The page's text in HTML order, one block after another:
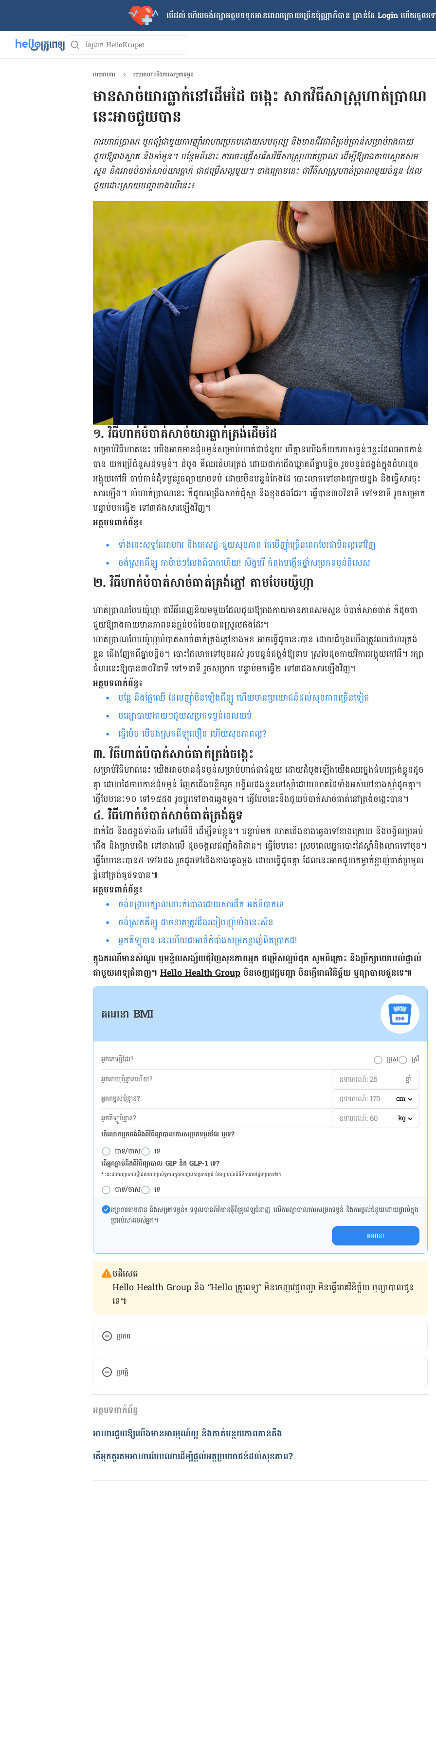
បើរវល់ ហើយចង់​រក្សាអត្ថបទទុកអានពេលក្រោយ​ច្រើនប៉ុណ្ណាក៏បាន គ្រាន់តែ​ Login ហើយចូលទ
របបអាហារ របបអាហារនិងការសម្រកទម្ងន់
មានសាច់យារធ្លាក់នៅដើមដៃ ចង្កេះ សាកវិធីសាស្រ្តហាត់ប្រាណ
នេះអាចជួយបាន
ការ​ហាត់​ប្រាណ បូក​ផ្សំ​ជា​មួយ​ការ​ញ៉ាំ​អាហារ​​ប្រកប​ដោយ​សមតុល្យ​ និង​​​​មាន​ជីវជាតិ​​គ្រប់​គ្រាន់​សម្រាប់​រាង​កាយ
ជួយ​ឱ្យ​​រាង​ស្អាត និង​មាំ​មួន។ បន្ថែម​ពី​នោះ ការ​ចេះ​ជ្រើស​រើស​​វិធី​សាស្រ្ត​ហាត់​ប្រាណ ដើម្បី​ឱ្យ​រាង​កាយ​​ស្អាត​សម​
សួន និង​អាច​បំបាត់​សាច់​យារ​​ធ្លាក់ ជា​ជម្រើស​​ល្អ​មួយ។ ខាង​ក្រោម​នេះ ជា​វីធី​សាស្រ្ត​ហាត់​ប្រាណ​​មួយ​ចំនួន ដែល​
ជួយ​ដោះ​ស្រាយ​បញ្ហា​ខាង​លើ​នេះ៖
១. វិធី​ហាត់​​បំបាត់​សាច់​យារ​ធ្លាក់​ត្រង់​ដើម​ដៃ
សម្រាប់​វិធី​ហាត់​នេះ យើង​អាច​មាន​ដុំ​ទម្ងន់​សម្រាប់​ហាត់​ជា​ជំនួយ បើ​គ្មាន​យើង​ក៏​យក​របស់​ធ្ងន់​ៗ​ខ្លះ​ដែល​អាច​កាន់​
បាន​ យក​ប្រើ​ជំនួស​ដុំ​ទម្ងន់។ ដំបូង​ គឺ​ឈរ​ជំហរ​ត្រង់​ ដោយ​ដាក់​ជើង​ឃ្លាត​ពី​គ្នា​បន្តិច រួច​បន្ទន់​ជង្គង់​​ក្នុង​ជំហរ​ដូច​
អង្គុយ​កៅ​អី ចាប់​​កាន់​ដុំ​ទម្ងន់​រួច​ព្យាយាម​ទប់​ ដោយ​មិន​បន្ទន់​កែង​ដៃ បោះ​លាត​ទៅ​ខាង​ក្រោយ​ខ្នង និង​ធ្វើ​សារ​ចុះ​
សារ​ឡើង។ លំហាត់​ប្រាណ​នេះ ក៏​ជួយ​ពង្រឹង​សាច់​ដុំ​ស្មា និង​​ខ្នង​ផង​ដែរ។ ធ្វើ​បាន​៣០​វិនាទី ទៅ​១​នាទី រួច​សម្រាក
បន្ទាប់​មក​ធ្វើ​២ ទៅ​៣​ដង​សារ​ឡើង​វិញ​។ ​
អត្ថបទ​ពាក់​ព័ន្ធ៖
ទាំងនេះសុទ្ធតែអាហារ និង​ភេសជ្ជៈជួយសុខភាព តែបើញ៉ាំច្រើនពេកបែរជាមិនល្អទៅវិញ
ចង់ស្រក​គីឡូ កា​ម៉ាប់ៗ​លែងពិបាក​ហើយ! សិង្ហបុរី កំពុងបង្កើត​ថ្នាំ​សម្រក​ទម្ងន់​ពិសេស
២. វិធី​ហាត់​បំបាត់​សាច់​ធាត់​ត្រង់​ភ្លៅ តាម​បែប​យ៉ូហ្កា
ហាត់​ប្រាណ​បែប​យ៉ូហ្កា ជា​វិធី​ពេញ​និយម​មួយ​ដែល​ជួយ​ឱ្យ​រាង​កាយ​មាន​ភាព​សម​សួន បំបាត់​​សាច់​ធាត់ ក៏​ដូច​ជា​
ជួយ​ឱ្យ​រាង​កាយ​មាន​ភាព​ទន់​ភ្លន់​បត់​បែន​បាន​ស្រួល​ផង​ដែរ។​
ហាត់​ប្រាណ​បែប​យ៉ូហ្កា​បំបាត់​សាច់​ធាត់​ត្រង់​ភ្លៅ​ខាង​មុខ​ អាច​ធ្វើ​ដូច​នេះ​បាន ដោយដំបូងយើង​ត្រូវ​ឈរ​​ជំហរ​ត្រង់​
ខ្លួន ជើង​ញែក​ពី​គ្នា​បន្តិច។ បោះ​ដៃ​លាត​ទៅ​មុខ​អស់ រួច​បន្ទន់​ជង្គង់​​ឱ្យ​ទាប ស្រមៃ​ដូច​កាយ​វិការ​អង្គុយ​កៅ​អី។ រក្សា​
ជំហរ​នេះ​​ឱ្យ​បាន​៣០​វិនាទី ទៅ​១​នាទី រួច​សម្រាក បន្ទាប់​មក​ធ្វើ​២ ទៅ​៣​ដង​សារ​ឡើង​វិញ​។
អត្ថបទ​ពាក់​ព័ន្ធ៖
បន្លែ និងផ្លែឈើ ដែលញ៉ាំមិនឡើងគីឡូ ហើយមានប្រយោជន៍ដល់សុខភាពច្រើនទៀត
មធ្យោបាយ​ងាយៗ​ជួយ​សម្រក​ទម្ងន់​ពេលយប់
ធ្វើម៉េច បើចង់ស្រកគីឡូលឿន ហើយសុខភាពល្អ?
​​៣​. វិធី​ហាត់​​បំបាត់​សាច់​ធាត់​ត្រង់​ចង្កេះ​
សម្រាប់​វិធី​ហាត់​នេះ យើង​អាច​មាន​ដុំ​ទម្ងន់​សម្រាប់​ហាត់​ជា​ជំនួយ ដោយ​ដំបូង​ឡើង​យើង​ឈរ​ក្នុង​ជំហរ​ត្រង់​ខ្លួន​​ដូច​
គ្នា ដោយ​ដៃ​ចាប់​កាន់​ដុំ​ទម្ងន់​ ញែក​ជើង​បន្តិច​រួច បង្វិល​ដង​ខ្លួន​ទៅ​ស្តាំ​​ដោយ​លាត​ដៃ​ទាំង​អស់​ទៅ​ខាង​ស្តាំ​​ដូច​គ្នា។
ធ្វើ​បែប​នេះ​១០ ទៅ​១៥​​ដង រួច​ប្តូរ​ទៅ​ខាង​ឆ្វេង​ម្តង​។ ធ្វើ​បែប​នេះ​នឹង​ជួយ​បំបាត់​សាច់​ធាត់​នៅ​ត្រង់​ចង្កេះ​បាន។
៤. វិធី​ហាត់​​បំបាត់​សាច់​ធាត់​ត្រង់​គូទ
ដាក់​ដៃ​ និង​ជង្គង់​ទាំង​ពីរ​ ទៅ​លើ​ដី​ ដើម្បី​ទប់​ខ្លួន​។ បន្ទាប់​មក លាត​ជើង​ខាង​ឆ្វេង​​ទៅ​ខាង​ក្រោយ និង​​បង្វិល​​ប្រអប់​
ជើង និង​ម្រាម​ជើង​ ទៅ​ខាង​លើ​ ដូច​ចង្អុល​​ជញ្ជាំង​ពិដាន។ ធ្វើ​បែប​នេះ ស្រប​ពេល​អ្នក​បោះ​ដៃ​ស្តាំ​​និង​លាត​ទៅ​មុខ​។
ធ្វើ​បែប​នេះ​បាន​៥​ ទៅ​៦​ដង​ រួច​ដូរ​ទៅ​ជើង​ខាង​ឆ្វេង​ម្តង ដោយ​ធ្វើ​ដូច​គ្នា​ ដែល​នេះ​អាច​ជួយ​កម្ចាត់​ខ្លាញ់​ធាត់​ប្រមូល​
ផ្តុំ​នៅ​ត្រង់​គូថទបាន​៕
អត្ថបទ​ពាក់​ព័ន្ធ៖
ចង់​​ពង្រាប​ក្បាល​ពោះកំ​ប៉ោងដោយ​សារ​ផឹក អត់​ពិបាក​ទេ
ចង់​ស្រក​គីឡូ ដាច់​ខាត​ត្រូវ​ដឹងរបៀបញ៉ាំទាំងនេះសិន
អ្នក​គីឡូបាន នេះហើយជាអាថ៌កំបាំង​សម្រកខ្លាញ់​ពិត​ប្រាកដ!
ក្នុង​ករណី​មាន​សំណួរ ឬ​មន្ទិលសង្ស័យ​ជុំវិញ​សុខភាព​អ្នក ជម្រើស​ល្អ​បំផុត សូម​ពិគ្រោះ និង​ប្រឹក្សា​យោបល់​ផ្ទាល់​
ជាមួយ​ពេទ្យ​ជំនាញ។ Hello Health Groupមិន​ចេញ​វេជ្ជបញ្ជា មិន​ធ្វើ​រោគវិនិច្ឆ័យ ឬ​ព្យាបាល​ជូន​ទេ៕
គណនា BMI
អ្នកភេទអ្វីដែរ? ប្រុស ស្រី
អ្នកអាយុប៉ុន្មានហើយ?
ឆ្នាំ
អ្នកកម្ពស់ប៉ុន្មាន?
cm
អ្នកគីឡូប៉ុន្មាន?
kg
តើលោកអ្នកចង់ដឹង​ពីវិធីព្យាបាលការសម្រកទម្ងន់ដែរ ឬទេ?
បាទ/ចាស ទេ
តើអ្នកធ្លាប់ដឹងពីវិធីព្យាបាល GIP និង GLP-1 ទេ?
* នេះ​ជា​ការ​ព្យា​បាល​ថ្មីដែល​​មាន​ប្រសិទ្ធ​ភាព​ក្នុង​ការ​ជួយ​សម្រក​ទម្ងន់ និង​ព្យា​បាល​ជំ​ងឺ​ទឹក​នោម​ផ្អែម​ប្រភេទ២។
បាទ/ចាស ទេ
រក្សា​ការ​តាមដាន និងសម្រក​ទម្ងន់៖ ទទួលបាន​ព័ត៌​មាន​ថ្មី​ពី​គ្រូពេទ្យ​ជំនាញ លើ​ការ​ព្យា​បាល​ការសម្រក​ទម្ងន់ និងការផ្តល់ជំនួយដោយផ្ទាល់​ក្នុង​
ប្រអប់​សារ​របស់​អ្នក។
គណនា
បដិសេធ
Hello Health Group និង “Hello គ្រូពេទ្យ” មិន​ចេញ​វេជ្ជបញ្ជា មិន​ធ្វើ​រោគវិនិច្ឆ័យ ឬ​ព្យាបាល​ជូន​
ទេ៕
ប្រភព
https://brightside.me/inspiration-health/7-killer-ways-to-lose-inches-of-flab-from-all-
over-your-body-499960/
ប្រវត្តិ
កំណែ​ប្រែបច្ចុប្បន្ន
11/05/2020
អត្ថបទ​ដោយ
ត្រួតពិនិត្យដោយទូច សុខា
បច្ចុប្បន្នភាពដោយ៖
ទូច សុខា
អត្ថបទពាក់ព័ន្ធ
អាហារជួយឱ្យយើងមានអារម្មណ៍ល្អ​ និងកាត់បន្ថយភាពតានតឹង
តើអ្នកគួរតមអាហារបែបណាដើម្បីផ្តល់អត្ថប្រយោជន៍ដល់សុខភាព?